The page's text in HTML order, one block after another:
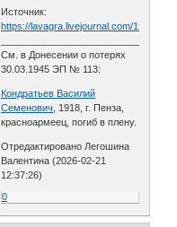
Источник:
https://lavagra.livejournal.com/
См. в Донесении о потерях
30.03.1945 ЭП № 113:
Кондратьев Василий
Семенович, 1918, г. Пенза,
красноармеец, погиб в плену.
Отредактировано Легошина
Валентина (2026-02-21
12:37:26)
0